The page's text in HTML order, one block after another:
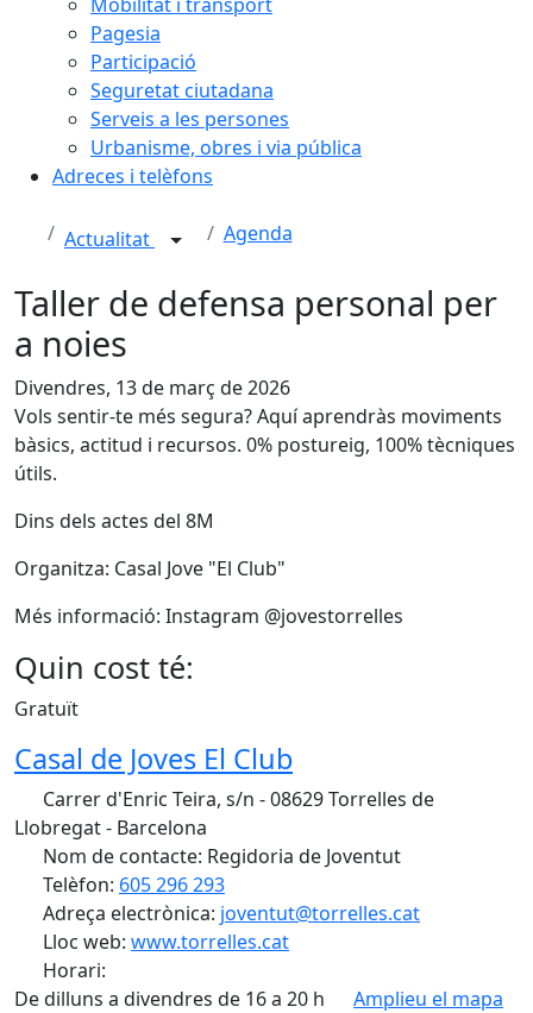
Pagesia
Participació
Seguretat ciutadana
Serveis a les persones
Urbanisme, obres i via pública
Adreces i telèfons
Actualitat Agenda
Taller de defensa personal per
a noies
Divendres, 13 de març de 2026
Vols sentir-te més segura? Aquí aprendràs moviments
bàsics, actitud i recursos. 0% postureig, 100% tècniques
útils.
Dins dels actes del 8M
Organitza: Casal Jove "El Club"
Més informació: Instagram @jovestorrelles
Quin cost té:
Gratuït
Casal de Joves El Club
Carrer d'Enric Teira, s/n - 08629 Torrelles de
Llobregat - Barcelona
Nom de contacte: Regidoria de Joventut
Telèfon: 605 296 293
Adreça electrònica: joventut@torrelles.cat
Lloc web: www.torrelles.cat
Horari:
De dilluns a divendres de 16 a 20 h
Amplieu el mapa